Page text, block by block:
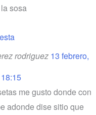
sosa
rodriguez 13 febrero,
me gusto donde con
adonde dise sitio que